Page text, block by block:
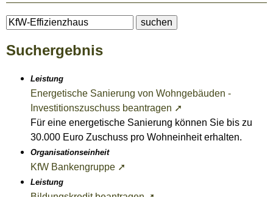
Suchergebnis
Leistung
Energetische Sanierung von Wohngebäuden -
Investitionszuschuss beantragen ➚
Für eine energetische Sanierung können Sie bis zu
30.000 Euro Zuschuss pro Wohneinheit erhalten.
Organisationseinheit
KfW Bankengruppe ➚
Leistung